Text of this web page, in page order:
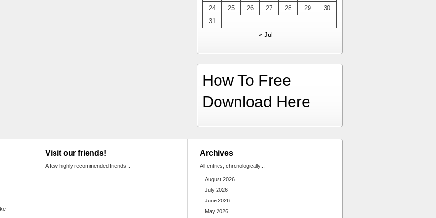
24
25 26 27 28 29
30
31
« Jul
How To Free
Download Here
Visit our friends!
A few highly recommended friends...
Archives
All entries, chronologically...
August 2026
July 2026
June 2026
May 2026